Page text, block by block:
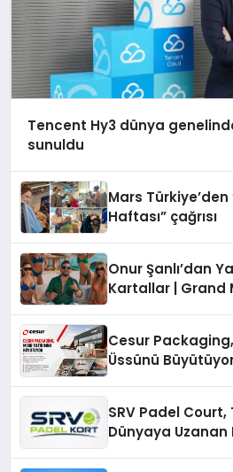
Tencent Hy3 dünya
sunuldu
Mars
Haftası” çağrısı
Onur Şanlı’dan
Kartallar | Grand
Cesur Packaging,
Üssünü
SRV Padel Court,
Dünyaya Uzanan